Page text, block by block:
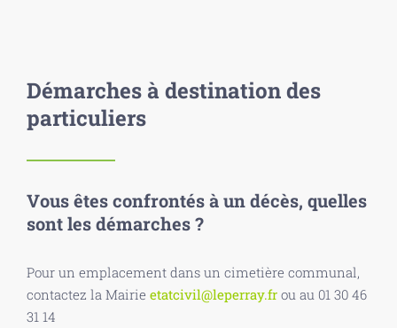
Démarches à destination des
particuliers
Vous êtes confrontés à un décès, quelles
sont les démarches ?
Pour un emplacement dans un cimetière communal,
contactez la Mairie etatcivil@leperray.fr ou au 01 30 46
31 14